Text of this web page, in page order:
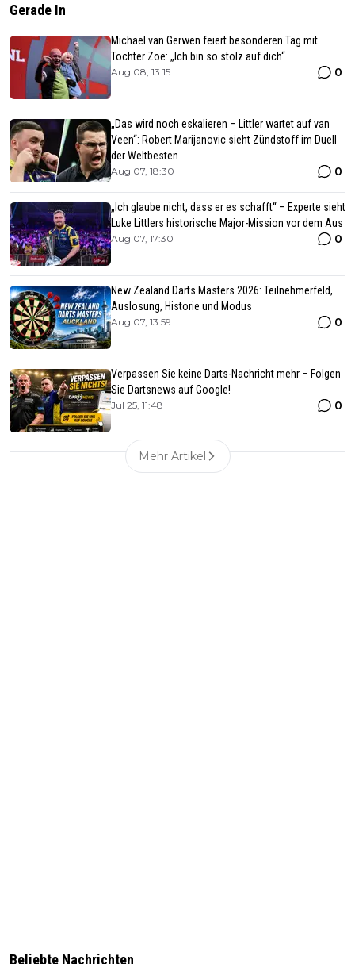
Gerade In
Michael van Gerwen feiert besonderen Tag mit
Tochter Zoë: „Ich bin so stolz auf dich“
Aug 08, 13:15 0
„Das wird noch eskalieren – Littler wartet auf van
Veen“: Robert Marijanovic sieht Zündstoff im Duell
der Weltbesten
Aug 07, 18:30 0
„Ich glaube nicht, dass er es schafft“ – Experte sieht
Luke Littlers historische Major-Mission vor dem Aus
Aug 07, 17:30 0
New Zealand Darts Masters 2026: Teilnehmerfeld,
Auslosung, Historie und Modus
Aug 07, 13:59 0
Verpassen Sie keine Darts-Nachricht mehr – Folgen
Sie Dartsnews auf Google!
Jul 25, 11:48 0
Mehr Artikel
Beliebte Nachrichten